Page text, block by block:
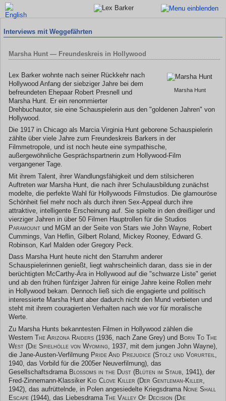
Interviews mit Weggefährten
Marsha Hunt — Freundeskreis in Hollywood
Marsha Hunt
Lex Barker wohnte nach seiner Rückkehr nach
Hollywood Anfang der siebziger Jahre bei dem
befreundeten Ehepaar Robert Presnell und
Marsha Hunt. Er ein renommierter
Drehbuchautor, sie eine Schauspielerin aus den "goldenen Jahren" von
Hollywood.
Die 1917 in Chicago als Marcia Virginia Hunt geborene Schauspielerin
zählte über viele Jahre zum Freundeskreis Barkers in der
Filmmetropole, und ist noch heute eine sympathische,
außergewöhnliche Gesprächspartnerin zum Hollywood-Film
vergangener Tage.
Mit ihrem Talent, ihrer Wandlungsfähigkeit und dem stilsicheren
Auftreten war Marsha Hunt, die nach ihrer Schulausbildung zunächst
modelte, die perfekte Wahl für Hollywoods Filmstudios. Die glamouröse
Schönheit fiel mehr noch als durch ihren Sex-Appeal durch ihre
attraktive, intelligente Erscheinung auf. Sie spielte in den dreißiger und
vierziger Jahren in über 50 Filmen Hauptrollen für die Studios
Paramount und MGM an der Seite von Stars wie John Wayne, Robert
Cummings, Van Heflin, Gilbert Roland, Mickey Rooney, Edward G.
Robinson, Karl Malden oder Gregory Peck.
Dass Marsha Hunt heute nicht den Starruhm anderer
Schauspielerinnen genießt, liegt wahrscheinlich daran, dass sie in der
berüchtigten McCarthy-Ära in Hollywood auf die "schwarze Liste" geriet
und ab den frühen fünfziger Jahren für einige Jahre keine Rollen mehr
in Hollywood bekam. Dennoch ließ sich die engagierte und politisch
interessierte Marsha Hunt aber dadurch nicht den Mund verbieten und
steht mit ihrem couragierten Verhalten nach wie vor für moralische
Werte.
Zu Marsha Hunts bekanntesten Filmen in Hollywood zählen die
Western The Arizona Raiders (1936, nach Zane Grey) und Born To The
West (Die Spielhölle von Wyoming , 1937, mit dem jungen John Wayne),
die Jane-Austen-Verfilmung Pride And Prejudice (Stolz und Vorurteil
1940, das Vorbild für die 2005er Neuverfilmung), das
Gesellschaftsdrama Blossoms in the Dust (Blüten im Staub , 1941), der
Fred-Zinnemann-Klassiker Kid Clove Killer (Der Gentleman-Killer
1942), das aufrüttelnde, in Polen angesiedelte Kriegsdrama None Shall
Escape (1944), das Liebesdrama The Valley Of Decision (Die